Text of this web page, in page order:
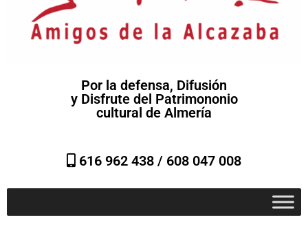
Por la defensa, Difusión
y Disfrute del Patrimononio
cultural de Almería
616 962 438 / 608 047 008